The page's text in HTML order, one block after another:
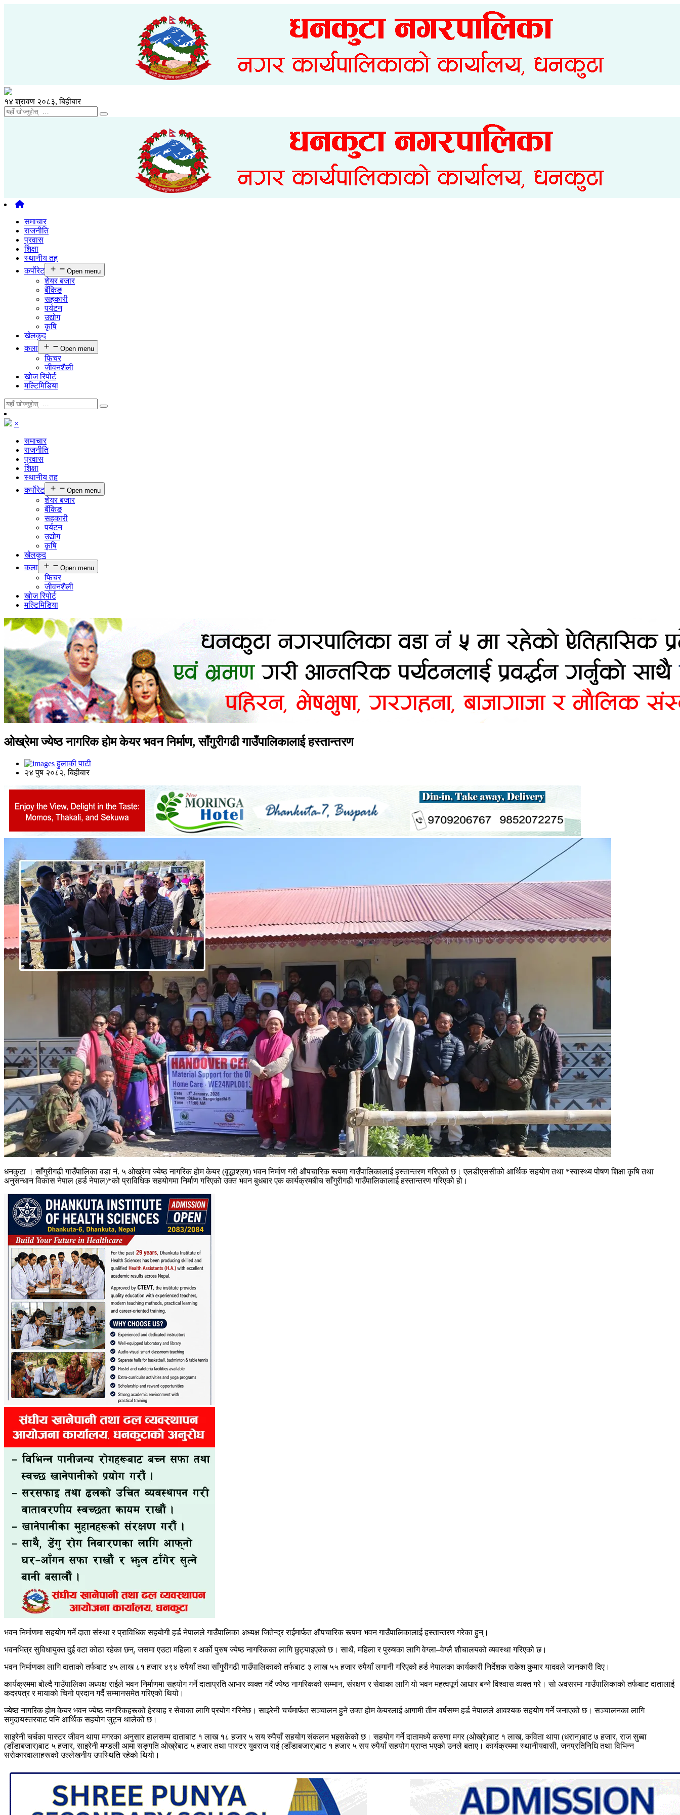
१४ श्रावण २०८३, बिहीबार
समाचार
राजनीति
प्रवास
शिक्षा
स्थानीय तह
कर्पाेरेट
Open menu
शेयर बजार
बैंकिङ
सहकारी
पर्यटन
उद्योग
कृषि
खेलकुद
कला
Open menu
फिचर
जीवनशैली
खोज रिपोर्ट
मल्टिमिडिया
×
समाचार
राजनीति
प्रवास
शिक्षा
स्थानीय तह
कर्पाेरेट
Open menu
शेयर बजार
बैंकिङ
सहकारी
पर्यटन
उद्योग
कृषि
खेलकुद
कला
Open menu
फिचर
जीवनशैली
खोज रिपोर्ट
मल्टिमिडिया
ओख्रेमा ज्येष्ठ नागरिक होम केयर भवन निर्माण, साँगुरीगढी गाउँपालिकालाई हस्तान्तरण
हुलाकी पाटी
२४ पुष २०८२, बिहीबार
धनकुटा ।साँगुरीगढी गाउँपालिका वडा नं. ५ ओख्रेमा ज्येष्ठ नागरिक होम केयर (वृद्धाश्रम) भवन निर्माण गरी औपचारिक रूपमा गाउँपालिकालाई हस्तान्तरण गरिएको छ। एलडीएससीको आर्थिक सहयोग तथा *स्वास्थ्य पोषण शिक्षा कृषि तथा
अनुसन्धान विकास नेपाल (हर्ड नेपाल)*को प्राविधिक सहयोगमा निर्माण गरिएको उक्त भवन बुधबार एक कार्यक्रमबीच साँगुरीगढी गाउँपालिकालाई हस्तान्तरण गरिएको हो।
भवन निर्माणमा सहयोग गर्ने दाता संस्था र प्राविधिक सहयोगी हर्ड नेपालले गाउँपालिका अध्यक्ष जितेन्द्र राईमार्फत औपचारिक रूपमा भवन गाउँपालिकालाई हस्तान्तरण गरेका हुन्।
भवनभित्र सुविधायुक्त दुई वटा कोठा रहेका छन्, जसमा एउटा महिला र अर्को पुरुष ज्येष्ठ नागरिकका लागि छुट्याइएको छ। साथै, महिला र पुरुषका लागि वेग्ला–वेग्लै शौचालयको व्यवस्था गरिएको छ।
भवन निर्माणका लागि दाताको तर्फबाट ४५ लाख ८१ हजार ४९४ रुपैयाँ तथा साँगुरीगढी गाउँपालिकाको तर्फबाट ३ लाख ५५ हजार रुपैयाँ लगानी गरिएको हर्ड नेपालका कार्यकारी निर्देशक राकेश कुमार यादवले जानकारी दिए।
कार्यक्रममा बोल्दै गाउँपालिका अध्यक्ष राईले भवन निर्माणमा सहयोग गर्ने दाताप्रति आभार व्यक्त गर्दै ज्येष्ठ नागरिकको सम्मान, संरक्षण र सेवाका लागि यो भवन महत्वपूर्ण आधार बन्ने विश्वास व्यक्त गरे। सो अवसरमा गाउँपालिकाको तर्फबाट दातालाई
कदरपत्र र मायाको चिनो प्रदान गर्दै सम्मानसमेत गरिएको थियो।
ज्येष्ठ नागरिक होम केयर भवन ज्येष्ठ नागरिकहरूको हेरचाह र सेवाका लागि प्रयोग गरिनेछ। साइरेनी चर्चमार्फत सञ्चालन हुने उक्त होम केयरलाई आगामी तीन वर्षसम्म हर्ड नेपालले आवश्यक सहयोग गर्ने जनाएको छ। सञ्चालनका लागि
समुदायस्तरबाट पनि आर्थिक सहयोग जुट्न थालेको छ।
साइरेनी चर्चका पास्टर जीवन थापा मगरका अनुसार हालसम्म दाताबाट १ लाख १८ हजार ५ सय रुपैयाँ सहयोग संकलन भइसकेको छ। सहयोग गर्ने दातामध्ये करुणा मगर (ओख्रे)बाट १ लाख, कविता थापा (धरान)बाट ७ हजार, राज सुब्बा
(डाँडाबजार)बाट ५ हजार, साइरेनी मण्डली आमा सङ्गति ओख्रेबाट ५ हजार तथा पास्टर युवराज राई (डाँडाबजार)बाट १ हजार ५ सय रुपैयाँ सहयोग प्राप्त भएको उनले बताए।कार्यक्रममा स्थानीयवासी, जनप्रतिनिधि तथा विभिन्न
सरोकारवालाहरूको उल्लेखनीय उपस्थिति रहेको थियो।